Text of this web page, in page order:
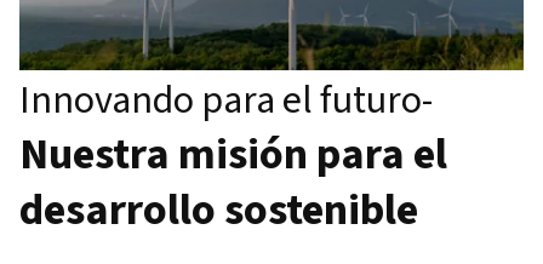
Innovando para el futuro-
Nuestra misión para el
desarrollo sostenible